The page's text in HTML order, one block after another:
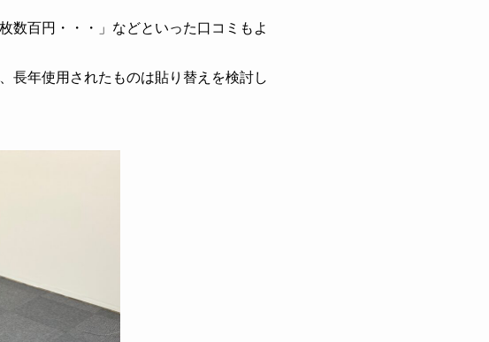
数百円・・・」などといった口コミもよ
長年使用されたものは貼り替えを検討し